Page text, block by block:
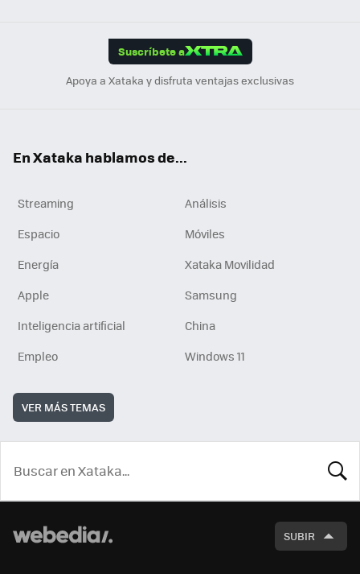
Suscríbete a
Apoya a Xataka y disfruta ventajas exclusivas
En Xataka hablamos de...
Streaming
Análisis
Espacio
Móviles
Energía
Xataka Movilidad
Apple
Samsung
Inteligencia artificial
China
Empleo
Windows 11
VER MÁS TEMAS
SUBIR